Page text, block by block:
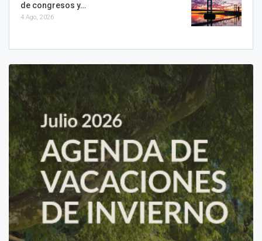
de congresos y…
4 Ago, 2026